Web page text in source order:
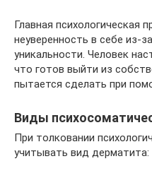
Главная психологическая
неуверенность в себе из-
уникальности. Человек
что готов выйти из
пытается сделать при
Виды
При толковании
учитывать вид дерматита: